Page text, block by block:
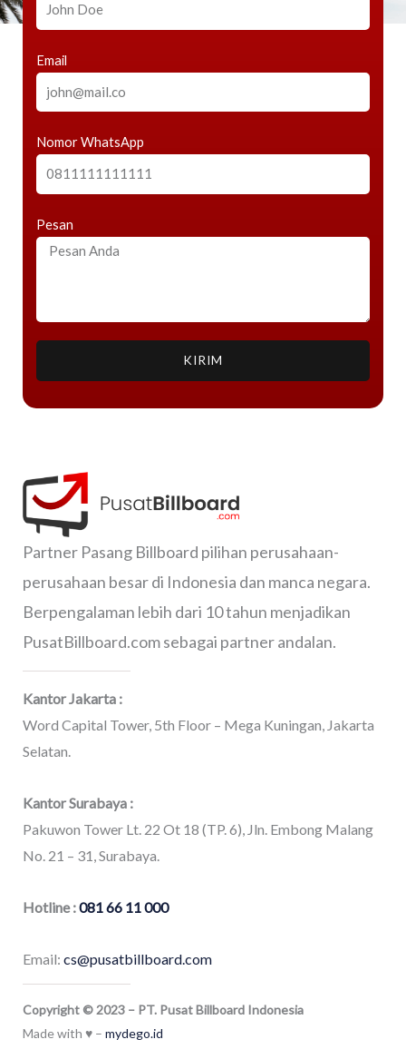
Email
Nomor WhatsApp
Pesan
KIRIM
Partner Pasang Billboard pilihan perusahaan-
perusahaan besar di Indonesia dan manca negara.
Berpengalaman lebih dari 10 tahun menjadikan
PusatBillboard.com sebagai partner andalan.
Kantor Jakarta :
Word Capital Tower, 5th Floor – Mega Kuningan, Jakarta
Selatan.
Kantor Surabaya :
Pakuwon Tower Lt. 22 Ot 18 (TP. 6), Jln. Embong Malang
No. 21 – 31, Surabaya.
Hotline :081 66 11 000
Email: cs@pusatbillboard.com
Copyright © 2023 – PT. Pusat Billboard Indonesia
Made with ♥ – mydego.id